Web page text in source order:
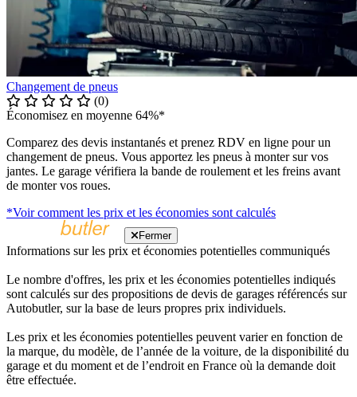
Changement de pneus
(0)
Économisez en moyenne 64%*
Comparez des devis instantanés et prenez RDV en ligne pour un
changement de pneus. Vous apportez les pneus à monter sur vos
jantes. Le garage vérifiera la bande de roulement et les freins avant
de monter vos roues.
*Voir comment les prix et les économies sont calculés
Fermer
Informations sur les prix et économies potentielles communiqués
Le nombre d'offres, les prix et les économies potentielles indiqués
sont calculés sur des propositions de devis de garages référencés sur
Autobutler, sur la base de leurs propres prix individuels.
Les prix et les économies potentielles peuvent varier en fonction de
la marque, du modèle, de l’année de la voiture, de la disponibilité du
garage et du moment et de l’endroit en France où la demande doit
être effectuée.